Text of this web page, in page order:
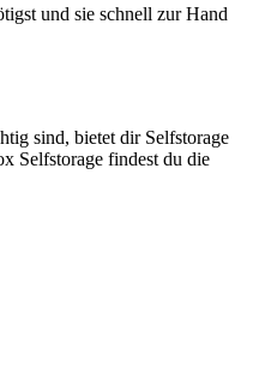
und sie schnell zur Hand
sind, bietet dir Selfstorage
Selfstorage findest du die